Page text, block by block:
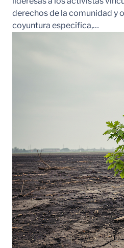
derechos de la comunidad y
coyuntura específica,…